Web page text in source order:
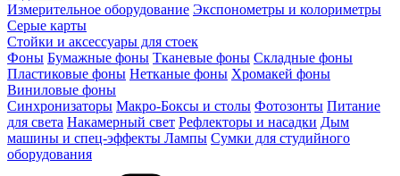
Измерительное оборудование Экспонометры и колориметры
Серые карты
Стойки и аксессуары для стоек
Фоны Бумажные фоны Тканевые фоны Складные фоны
Пластиковые фоны Нетканые фоны Хромакей фоны
Виниловые фоны
Синхронизаторы Макро-Боксы и столы Фотозонты Питание
для света Накамерный свет Рефлекторы и насадки Дым
машины и спец-эффекты Лампы Сумки для студийного
оборудования